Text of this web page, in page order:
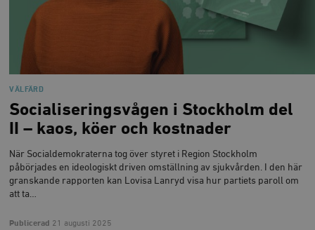
VÄLFÄRD
Socialiseringsvågen i Stockholm del
II – kaos, köer och kostnader
När Socialdemokraterna tog över styret i Region Stockholm
påbörjades en ideologiskt driven omställning av sjukvården. I den här
granskande rapporten kan Lovisa Lanryd visa hur partiets paroll om
att ta…
Publicerad 21 augusti 2025